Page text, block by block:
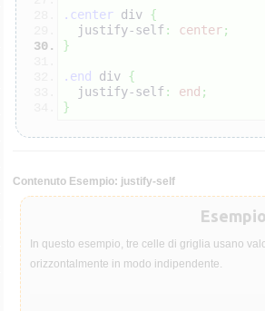
.center div {
  justify-self
: center;
}
.end div {
  justify-self
: end ;
}
Contenuto Esempio: justify-self
In questo esempio, tre celle di griglia usano
orizzontalmente in modo indipendente.